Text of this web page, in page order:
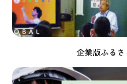
企業版ふる